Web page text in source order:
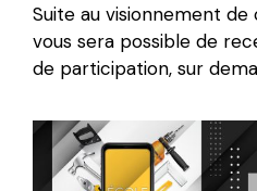
Suite au visionnement
vous sera possible de
de participation, sur